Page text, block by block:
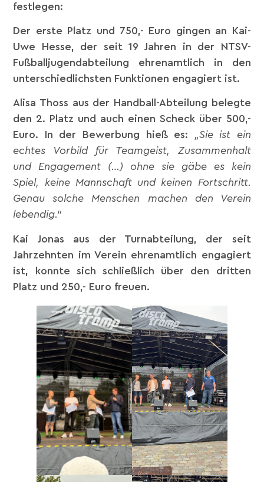
festlegen:
Der erste Platz und 750,- Euro gingen an Kai-
Uwe Hesse, der seit 19 Jahren in der NTSV-
Fußballjugendabteilung ehrenamtlich in den
unterschiedlichsten Funktionen engagiert ist.
Alisa Thoss aus der Handball-Abteilung belegte
den 2. Platz und auch einen Scheck über 500,-
Euro. In der Bewerbung hieß es: „Sie ist ein
echtes Vorbild für Teamgeist, Zusammenhalt
und Engagement (…) ohne sie gäbe es kein
Spiel, keine Mannschaft und keinen Fortschritt.
Genau solche Menschen machen den Verein
lebendig.“
Kai Jonas aus der Turnabteilung, der seit
Jahrzehnten im Verein ehrenamtlich engagiert
ist, konnte sich schließlich über den dritten
Platz und 250,- Euro freuen.